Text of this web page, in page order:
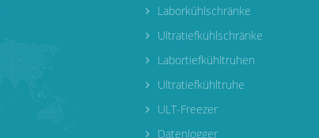
Laborkühlschränke
Ultratiefkühlschränke
Labortiefkühltruhen
Ultratiefkühltruhe
ULT-Freezer
Datenlogger